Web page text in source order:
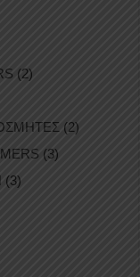
(2)
(2)
(3)
(3)